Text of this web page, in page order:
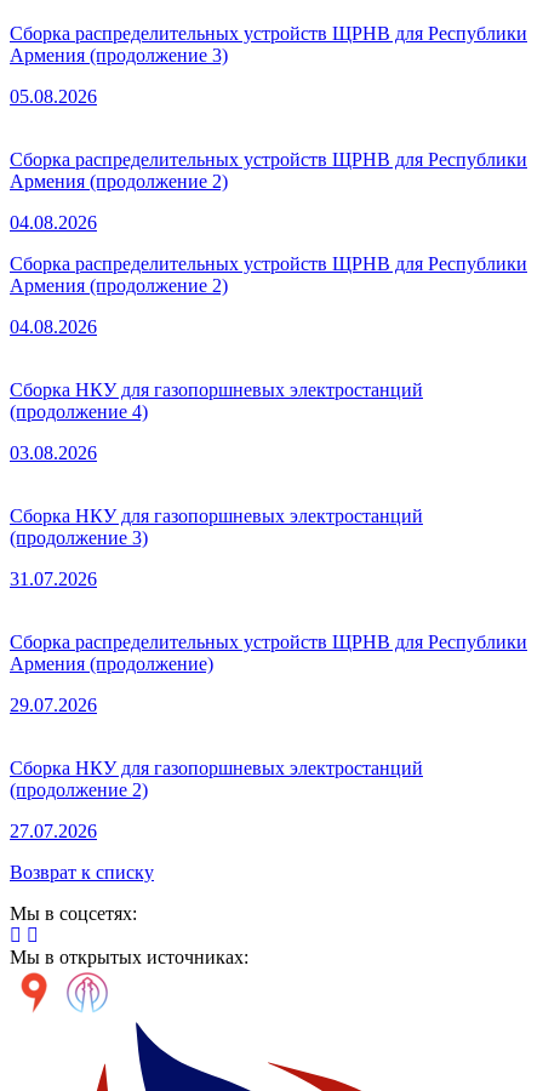
Сборка распределительных устройств ЩРНВ для Республики
Армения (продолжение 3)
05.08.2026
Сборка распределительных устройств ЩРНВ для Республики
Армения (продолжение 2)
04.08.2026
Сборка распределительных устройств ЩРНВ для Республики
Армения (продолжение 2)
04.08.2026
Сборка НКУ для газопоршневых электростанций
(продолжение 4)
03.08.2026
Сборка НКУ для газопоршневых электростанций
(продолжение 3)
31.07.2026
Сборка распределительных устройств ЩРНВ для Республики
Армения (продолжение)
29.07.2026
Сборка НКУ для газопоршневых электростанций
(продолжение 2)
27.07.2026
Возврат к списку
Мы в соцсетях:
Мы в открытых источниках: